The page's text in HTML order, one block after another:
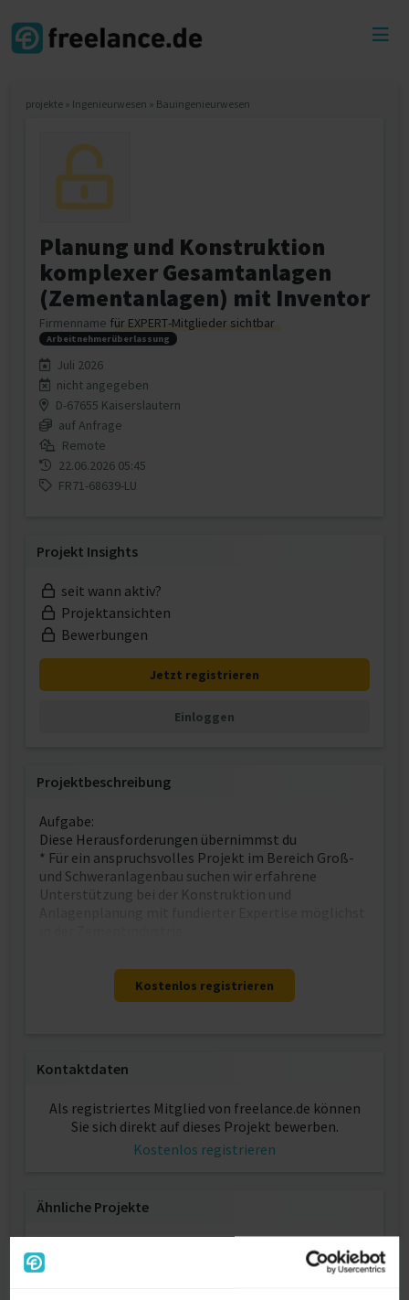
projekte » Ingenieurwesen » Bauingenieurwesen
Planung und Konstruktion
komplexer Gesamtanlagen
(Zementanlagen) mit Inventor
Firmenname für EXPERT-Mitglieder sichtbar
Arbeitnehmerüberlassung
Juli 2026
nicht angegeben
D-67655 Kaiserslautern
auf Anfrage
Remote
22.06.2026 05:45
FR71-68639-LU
Projekt Insights
seit wann aktiv?
Projektansichten
Bewerbungen
Jetzt registrieren
Einloggen
Projektbeschreibung
Aufgabe:
Diese Herausforderungen übernimmst du
* Für ein anspruchsvolles Projekt im Bereich Groß-
und Schweranlagenbau suchen wir erfahrene
Unterstützung bei der Konstruktion und
Kostenlos registrieren
Kontaktdaten
Als registriertes Mitglied von freelance.de können
Sie sich direkt auf dieses Projekt bewerben.
Kostenlos registrieren
Ähnliche Projekte
Stahlbau-Konstrukteu…